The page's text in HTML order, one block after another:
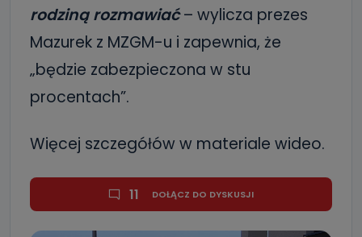
rodziną rozmawiać– wylicza prezes
Mazurek z MZGM-u i zapewnia, że
„będzie zabezpieczona w stu
procentach”.
Więcej szczegółów w materiale wideo.
11 DOŁĄCZ DO DYSKUSJI